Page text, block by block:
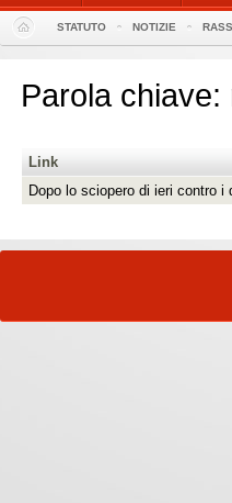
STATUTO NOTIZIE
Parola
Link
Dopo lo sciopero di ieri contro